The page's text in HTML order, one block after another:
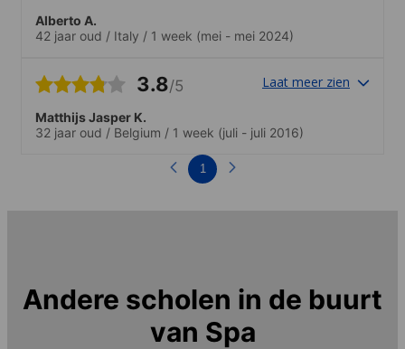
Alberto A.
42 jaar oud / Italy / 1 week (mei - mei 2024)
3.8/5 Laat meer zien
Matthijs Jasper K.
32 jaar oud / Belgium / 1 week (juli - juli 2016)
1
Andere scholen in de buurt
van Spa